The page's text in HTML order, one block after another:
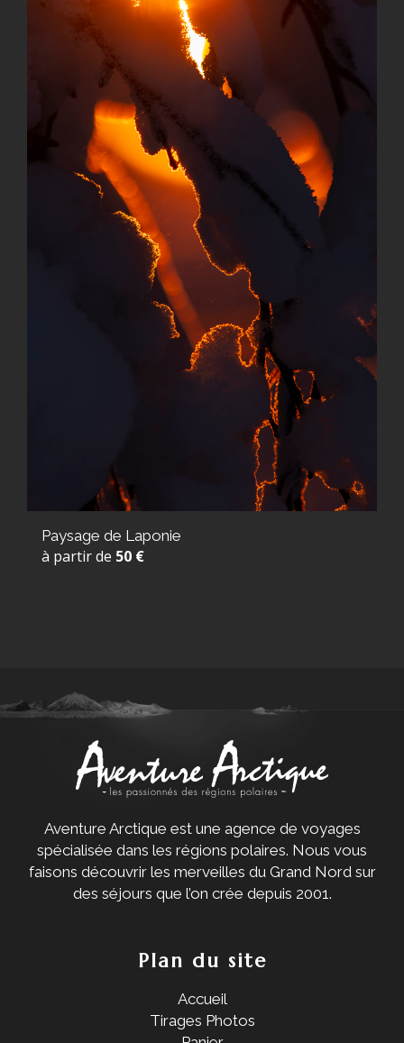
Paysage de Laponie
à partir de 50 €
Aventure Arctique est une agence de voyages
spécialisée dans les régions polaires. Nous vous
faisons découvrir les merveilles du Grand Nord sur
des séjours que l’on crée depuis 2001.
Plan du site
Accueil
Tirages Photos